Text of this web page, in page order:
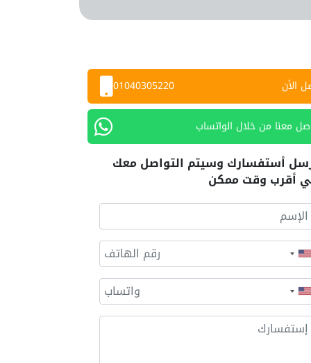
الأن 01040305220
معنا من خلال الواتساب
أستفسارك وسيتم التواصل معك
أقرب وقت ممكن